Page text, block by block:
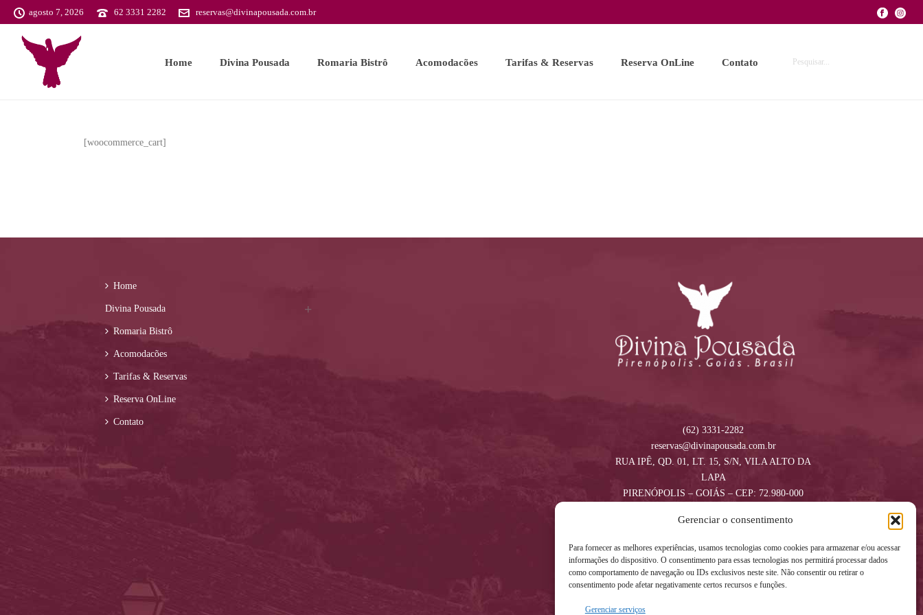
Gerenciar o consentimento
Para fornecer as melhores experiências, usamos tecnologias como cookies para armazenar e/ou acessar
informações do dispositivo. O consentimento para essas tecnologias nos permitirá processar dados
como comportamento de navegação ou IDs exclusivos neste site. Não consentir ou retirar o
consentimento pode afetar negativamente certos recursos e funções.
Gerenciar serviços
agosto 7, 2026 62 3331 2282 reservas@divinapousada.com.br
Home Divina Pousada Romaria Bistrô Acomodacões Tarifas & Reservas Reserva OnLine Contato
[woocommerce_cart]
Home
Divina Pousada
Romaria Bistrô
Acomodacões
Tarifas & Reservas
Reserva OnLine
Contato
(62) 3331-2282
reservas@divinapousada.com.br
RUA IPÊ, QD. 01, LT. 15, S/N, VILA ALTO DA
LAPA
PIRENÓPOLIS – GOIÁS – CEP: 72.980-000